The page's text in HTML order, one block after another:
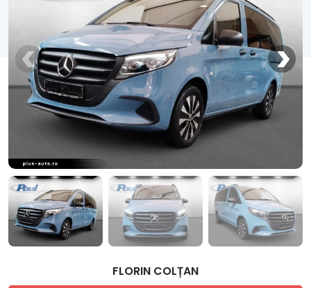
Alte tipuri vehicule
Despre Noi
Contact
FLORIN COLȚAN